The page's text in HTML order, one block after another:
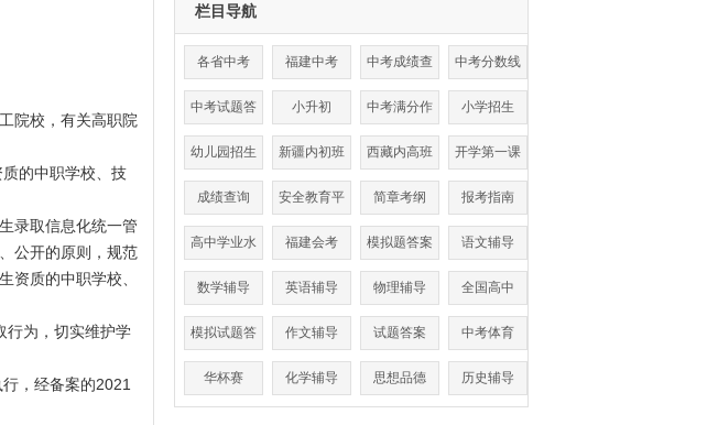
院校，有关高职院
的中职学校、技
录取信息化统一管
公开的原则，规范
资质的中职学校、
为，切实维护学
，经备案的2021
栏目导航
各省中考 福建中考 中考成绩查
询
中考分数线
中考试题答
案
小升初 中考满分作
文
小学招生
幼儿园招生 新疆内初班 西藏内高班 开学第一课
成绩查询 安全教育平
台
简章考纲 报考指南
高中学业水
平考试
福建会考 模拟题答案 语文辅导
数学辅导 英语辅导 物理辅导 全国高中
模拟试题答
案
作文辅导 试题答案 中考体育
华杯赛 化学辅导 思想品德 历史辅导